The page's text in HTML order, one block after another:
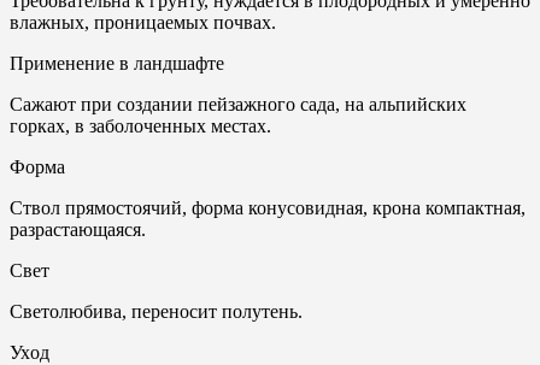
влажных, проницаемых почвах.
Применение в ландшафте
Сажают при создании пейзажного сада, на альпийских
горках, в заболоченных местах.
Форма
Ствол прямостоячий, форма конусовидная, крона компактная,
разраcтающаяся.
Свет
Светолюбива, переносит полутень.
Ухoд